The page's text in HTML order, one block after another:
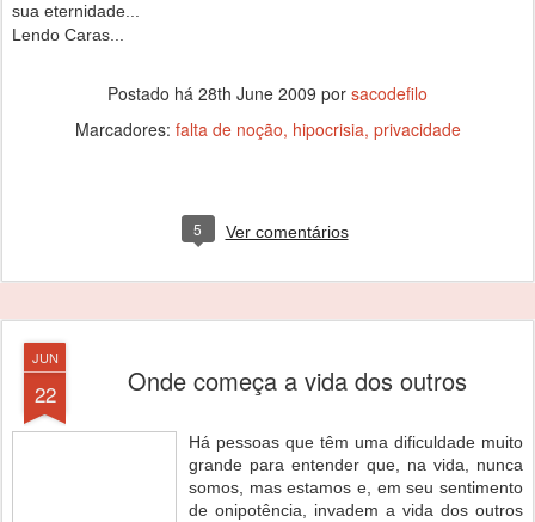
sua eternidade...
Lendo Caras...
Postado há 28th June 2009 por sacodefilo
Marcadores: falta de noção hipocrisia privacidade
5 Ver comentários
JUN
22 Onde começa a vida dos outros
Há pessoas que têm uma dificuldade muito
grande para entender que, na vida, nunca
somos, mas estamos e, em seu sentimento
de onipotência, invadem a vida dos outros